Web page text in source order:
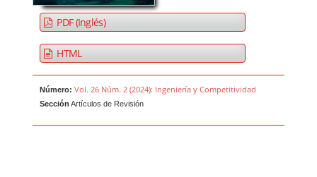
PDF (Inglés)
HTML
Número: Vol. 26 Núm. 2 (2024): Ingeniería y Competitividad
Sección Artículos de Revisión